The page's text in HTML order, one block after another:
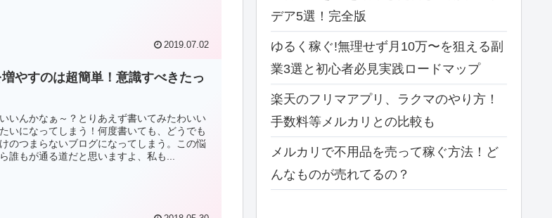
2019.07.02
やすのは超簡単！意識すべきたっ
いんかなぁ～？とりあえず書いてみたわいい
いになってしまう！何度書いても、どうでも
のつまらないブログになってしまう。この悩
誰もが通る道だと思いますよ、私も...
デア5選！完全版
ゆるく稼ぐ!無理せず月10万〜を狙える副
業3選と初心者必見実践ロードマップ
楽天のフリマアプリ、ラクマのやり方！
手数料等メルカリとの比較も
メルカリで不用品を売って稼ぐ方法！ど
んなものが売れてるの？